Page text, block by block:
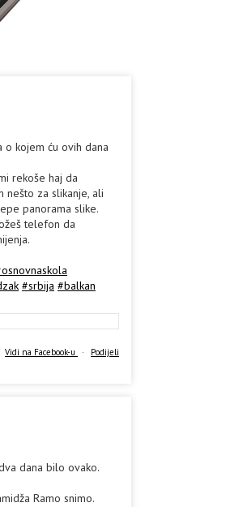
o kojem ću ovih dana
rekoše haj da
nešto za slikanje, ali
panorama slike.
telefon da
#srbija #balkan
Vidi na Facebook-u · Podijeli
dana bilo ovako.
Ramo snimo.